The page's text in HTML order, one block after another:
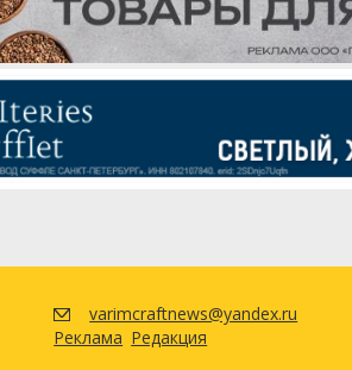
varimcraftnews@yandex.ru
Реклама Редакция